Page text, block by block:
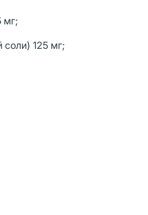
мг;
соли) 125 мг;